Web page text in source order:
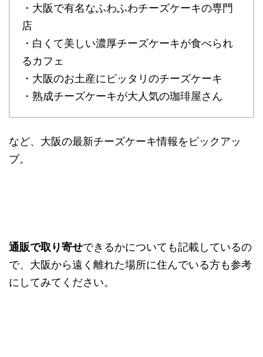
・大阪で有名なふわふわチーズケーキの専門
店
・白くて美しい濃厚チーズケーキが食べられ
るカフェ
・大阪のお土産にピッタリのチーズケーキ
・熟成チーズケーキが大人気の珈琲屋さん
など、大阪の最新チーズケーキ情報をピックアッ
プ。
通販で取り寄せできるかについても記載しているの
で、大阪から遠く離れた場所に住んでいる方も参考
にしてみてください。